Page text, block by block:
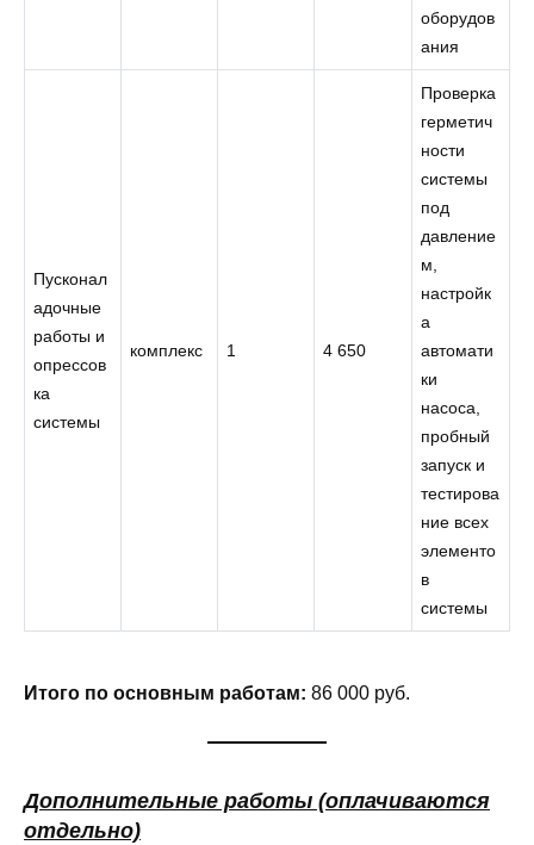
оборудов
ания
Пусконал
адочные
работы и
опрессов
ка
системы
комплекс 1 4 650
Проверка
герметич
ности
системы
под
давление
м,
настройк
а
автомати
ки
насоса,
пробный
запуск и
тестирова
ние всех
элементо
в
системы
Итого по основным работам: 86 000 руб.
Дополнительные работы (оплачиваются
отдельно)